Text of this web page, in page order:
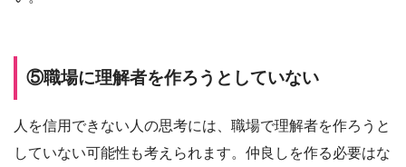
⑤職場に理解者を作ろうとしていない
人を信用できない人の思考には、職場で理解者を作ろうと
していない可能性も考えられます。仲良しを作る必要はな